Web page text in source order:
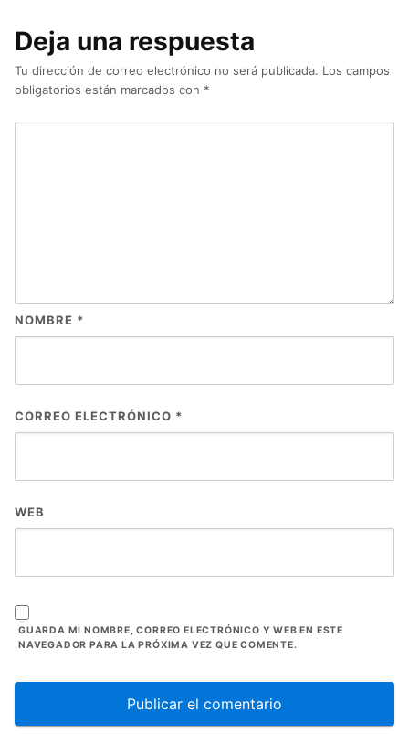
Deja una respuesta
Tu dirección de correo electrónico no será publicada. Los campos
obligatorios están marcados con *
NOMBRE *
CORREO ELECTRÓNICO *
WEB
GUARDA MI NOMBRE, CORREO ELECTRÓNICO Y WEB EN ESTE
NAVEGADOR PARA LA PRÓXIMA VEZ QUE COMENTE.